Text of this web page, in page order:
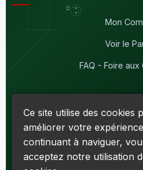
Mon
Voir le
FAQ - Foire aux
© 2026Maddison
Politique de confidentialité &
Numéro d'entreprise du Québec
Ce site utilise des cookies
améliorer votre
continuant à naviguer,
acceptez notre utilisation